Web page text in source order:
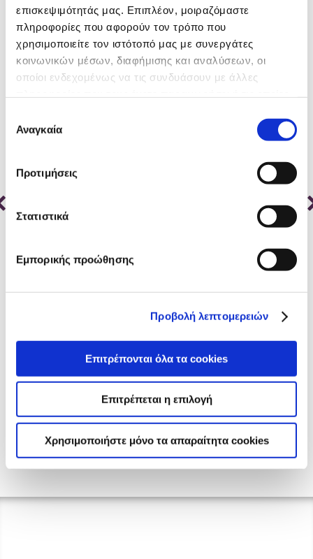
επισκεψιμότητάς μας. Επιπλέον, μοιραζόμαστε
πληροφορίες που αφορούν τον τρόπο που
χρησιμοποιείτε τον ιστότοπό μας με συνεργάτες
κοινωνικών μέσων, διαφήμισης και αναλύσεων, οι
οποίοι ενδεχομένως να τις συνδυάσουν με άλλες
των υπηρεσιών τους.
συγκατάθεσης
Αναγκαία
Προτιμήσεις
Στατιστικά
Εμπορικής προώθησης
Προβολή λεπτομερειών
Επιτρέπονται όλα τα cookies
Επιτρέπεται η επιλογή
Χρησιμοποιήστε μόνο τα απαραίτητα cookies
Related products
Allatini Cookie Bites with Cocoa &
Chocolate Filling